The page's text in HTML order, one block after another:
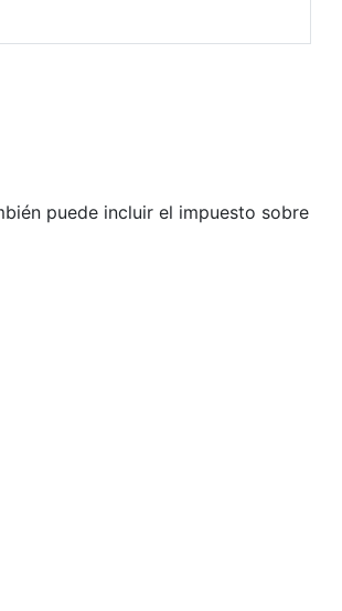
puede incluir el impuesto sobre